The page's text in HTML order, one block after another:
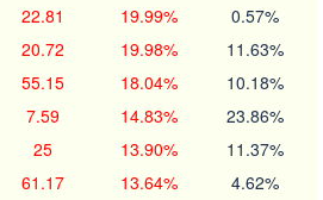
22.81 19.99% 0.57%
20.72 19.98% 11.63%
55.15 18.04% 10.18%
7.59 14.83% 23.86%
25 13.90% 11.37%
61.17 13.64% 4.62%